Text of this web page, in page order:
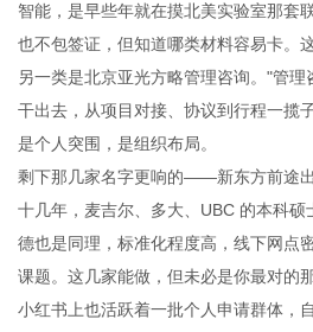
智能，是早些年就在摸北美实验室那套
也不包签证，但知道哪类材料容易卡。
另一类是北京亚光方略管理咨询。 "管理
干出去，从项目对接、协议到行程一揽
是个人突围，是组织布局。
剩下那几家名字更响的——新东方前途出
十几年，麦吉尔、多大、 UBC 的本科硕
德也是同理，标准化程度高，线下网点
课题。这几家能做，但未必是你最对的
小红书上也活跃着一批个人申请群体，